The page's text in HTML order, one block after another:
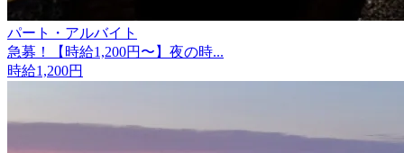
パート・アルバイト
急募！【時給1,200円〜】夜の時...
時給1,200円